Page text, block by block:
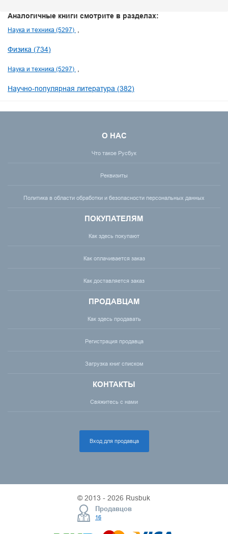
Аналогичные книги смотрите в разделах:
Наука и техника (5297)
Физика (734)
Наука и техника (5297)
Научно-популярная литература (382)
О НАС
Что такое Русбук
Реквизиты
Политика в области обработки и безопасности персональных данных
ПОКУПАТЕЛЯМ
Как здесь покупают
Как оплачивается заказ
Как доставляется заказ
ПРОДАВЦАМ
Как здесь продавать
Регистрация продавца
Загрузка книг списком
КОНТАКТЫ
Свяжитесь с нами
Вход для продавца
© 2013 - 2026 Rusbuk
Продавцов
16